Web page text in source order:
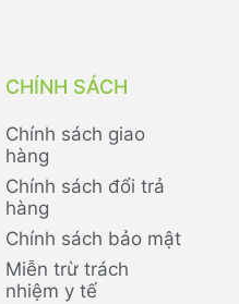
CHÍNH SÁCH
Chính sách giao
hàng
Chính sách đổi trả
hàng
Chính sách bảo mật
Miễn trừ trách
nhiệm y tế